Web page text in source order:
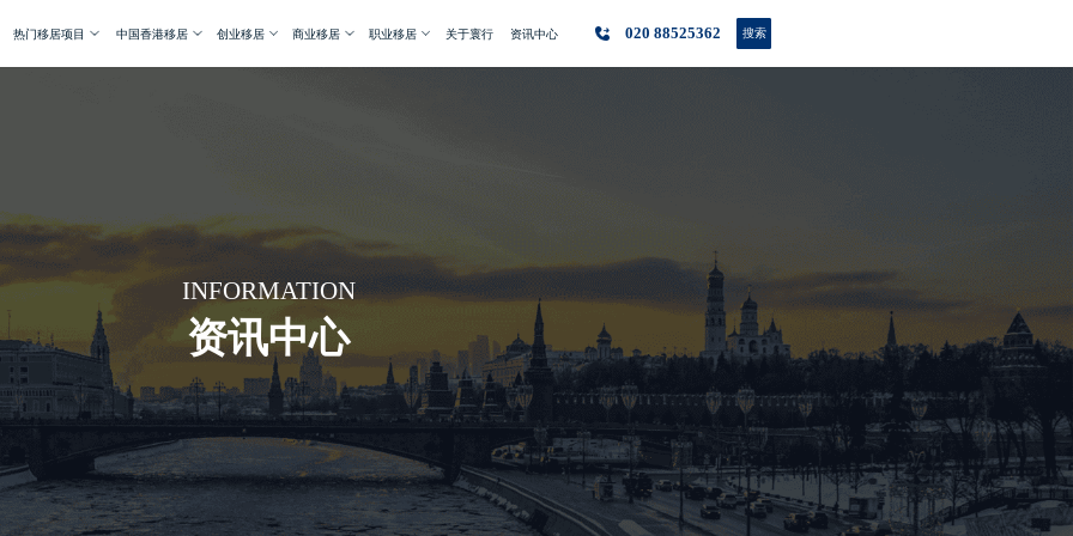
热门移居项目 中国香港移居 创业移居 商业移居 职业移居 关于寰行 资讯中心 020 88525362 搜索
INFORMATION
资讯中心